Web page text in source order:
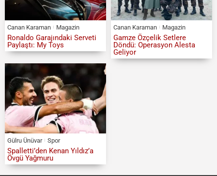
Canan Karaman Magazin
Ronaldo Garajındaki Serveti
Paylaştı: My Toys
Canan Karaman Magazin
Gamze Özçelik Setlere
Döndü: Operasyon Alesta
Geliyor
Gülru Ünüvar Spor
Spalletti’den Kenan Yıldız’a
Övgü Yağmuru